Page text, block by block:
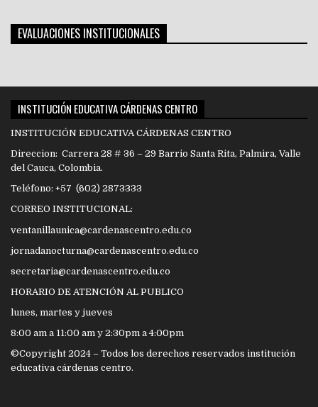
EVALUACIONES INSTITUCIONALES
INSTITUCIÓN EDUCATIVA CÁRDENAS CENTRO
INSTITUCIÓN EDUCATIVA CÁRDENAS CENTRO
Direccion: Carrera 28 # 36 – 29 Barrio Santa Rita, Palmira, Valle
del Cauca, Colombia.
Teléfono: +57 (602) 2873333
CORREO INSTITUCIONAL:
ventanillaunica@cardenascentro.edu.co
jornadanocturna@cardenascentro.edu.co
secretaria@cardenascentro.edu.co
HORARIO DE ATENCIÓN AL PUBLICO
lunes, martes y jueves
8:00 am a 11:00 am y 2:30pm a 4:00pm
©Copyright 2024 – Todos los derechos reservados institución
educativa cárdenas centro.